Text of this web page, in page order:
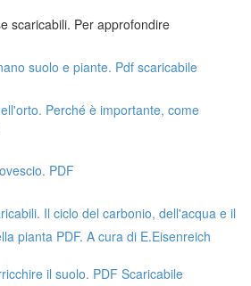
scaricabili. Per approfondire
suolo e piante. Pdf scaricabile
Perché è importante, come
PDF
Il ciclo del carbonio, dell'acqua e il
pianta PDF. A cura di E.Eisenreich
il suolo. PDF Scaricabile